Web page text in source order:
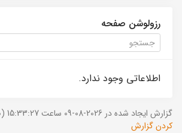
رزولوشن صفحه
اطلاعاتی وجود ندارد.
گزارش ایجاد شده در 2026-08-09 ساعت 15:33:27 (UTC +03:30).
کردن گزارش